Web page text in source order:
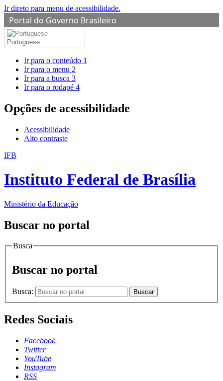
Ir direto para menu de acessibilidade.
Portal do Governo Brasileiro
Portuguese
Ir para o conteúdo 1
Ir para o menu 2
Ir para a busca 3
Ir para o rodapé 4
Opções de acessibilidade
Acessibilidade
Alto contraste
IFB
Instituto Federal de Brasília
Ministério da Educação
Buscar no portal
Busca
Buscar no portal
Busca: Buscar
Redes Sociais
Facebook
Twitter
YouTube
Instagram
RSS